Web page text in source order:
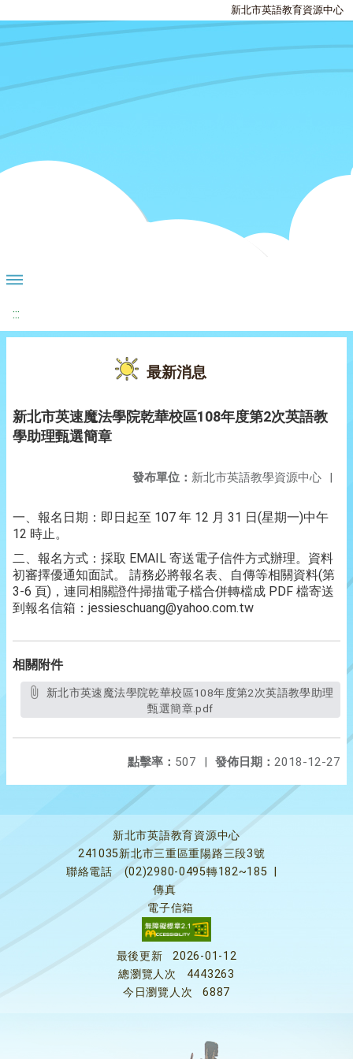
新北市英語教育資源中心
:::
最新消息
新北市英速魔法學院乾華校區108年度第2次英語教
學助理甄選簡章
發布單位： 新北市英語教學資源中心 |
一、報名日期：即日起至 107 年 12 月 31 日(星期一)中午
12 時止。
二、報名方式：採取 EMAIL 寄送電子信件方式辦理。資料
初審擇優通知面試。 請務必將報名表、自傳等相關資料(第
3-6 頁)，連同相關證件掃描電子檔合併轉檔成 PDF 檔寄送
到報名信箱：jessieschuang@yahoo.com.tw
相關附件
甄選簡章.pdf
發佈日期： 2018-12-27
點擊率： 507 |
新北市英語教育資源中心
241035新北市三重區重陽路三段3號
聯絡電話
(02)2980-0495轉182~185
傳真
電子信箱
最後更新
2026-01-12
總瀏覽人次
4443263
今日瀏覽人次
6887